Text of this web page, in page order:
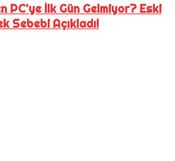
İlk Gün Gelmiyor? Eski
Sebebi Açıkladı!